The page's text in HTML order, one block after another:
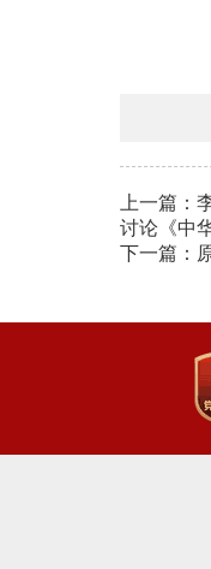
上一篇：
讨论《中
下一篇：